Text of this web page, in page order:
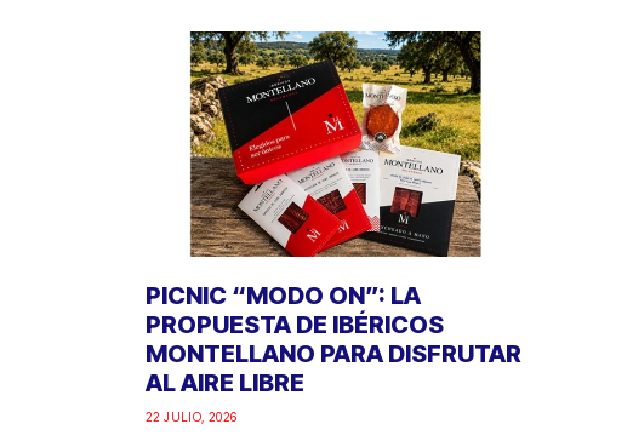
PICNIC “MODO ON”: LA
PROPUESTA DE IBÉRICOS
MONTELLANO PARA DISFRUTAR
AL AIRE LIBRE
22 JULIO, 2026